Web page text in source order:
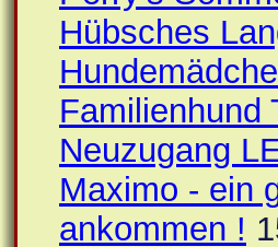
Hübsches
Familienhund
Neuzugang
Maximo - ein
ankommen !